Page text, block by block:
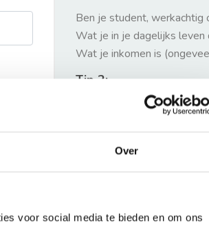
Over
voor social media te bieden en om ons
Ben je student, werkachtig
Wat je in je dagelijks leven
Wat je inkomen is
Tip 2:
Wees beleefd, niet te
verhaal kort
Wacht niet met reageren.